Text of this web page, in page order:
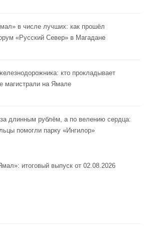
в числе лучших: как прошёл
«Русский Север» в Магадане
кто прокладывает
магистрали на Ямале
длинным рублём, а по велению сердца:
помогли парку «Ингилор»
итоговый выпуск от 02.08.2026